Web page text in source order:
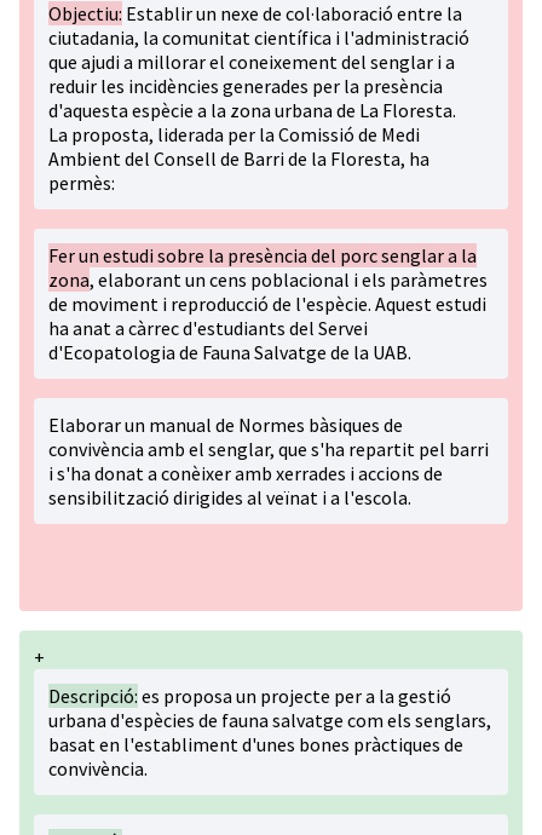
Objectiu: Establir un nexe de col·laboració entre la
ciutadania, la comunitat científica i l'administració
que ajudi a millorar el coneixement del senglar i a
reduir les incidències generades per la presència
d'aquesta espècie a la zona urbana de La Floresta.
La proposta, liderada per la Comissió de Medi
Ambient del Consell de Barri de la Floresta, ha
permès:
Fer un estudi sobre la presència del porc senglar a la
zona, elaborant un cens poblacional i els paràmetres
de moviment i reproducció de l'espècie. Aquest estudi
ha anat a càrrec d'estudiants del Servei
d'Ecopatologia de Fauna Salvatge de la UAB.
Elaborar un manual de Normes bàsiques de
convivència amb el senglar, que s'ha repartit pel barri
i s'ha donat a conèixer amb xerrades i accions de
sensibilització dirigides al veïnat i a l'escola.
+
Descripció: es proposa un projecte per a la gestió
urbana d'espècies de fauna salvatge com els senglars,
basat en l'establiment d'unes bones pràctiques de
convivència.